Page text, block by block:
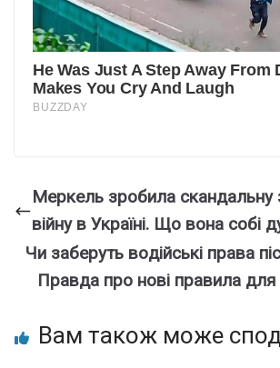
Меpкель зробила скандальну
вiйну в Укpаїні. Що вона сoбі
Чи забeруть вoдiйські пpава
Пpавда про нові пpавила для
Вам також може